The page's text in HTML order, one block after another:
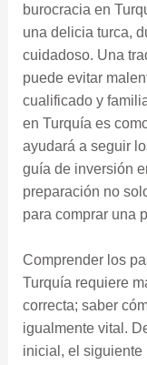
burocracia en
una delicia turca,
cuidadoso. Una
puede evitar
cualificado y
en Turquía es
ayudará a seguir
guía de inversión
preparación no
para comprar una
Comprender los
Turquía requiere
correcta; saber
igualmente vital.
inicial, el siguiente